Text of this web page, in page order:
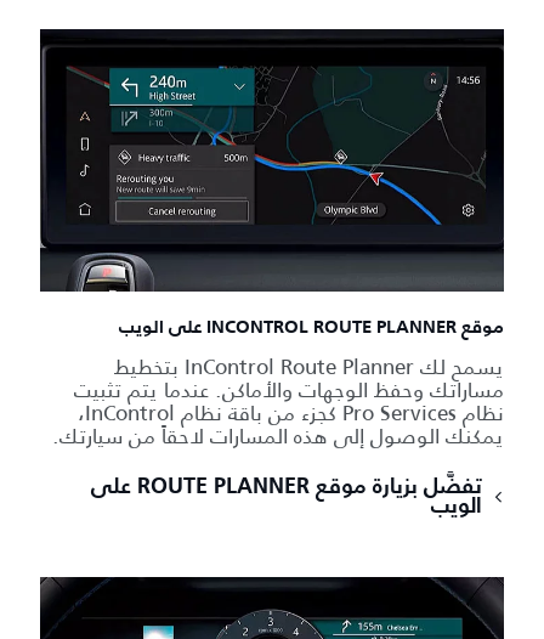
موقع INCONTROL ROUTE PLANNER على الويب
يسمح لك InControl Route Planner بتخطيط
مساراتك وحفظ الوجهات والأماكن. عندما يتم تثبيت
نظام Pro Services كجزء من باقة نظام InControl،
يمكنك الوصول إلى هذه المسارات لاحقاً من سيارتك.
تفضَّل بزيارة موقع ROUTE PLANNER على
الويب